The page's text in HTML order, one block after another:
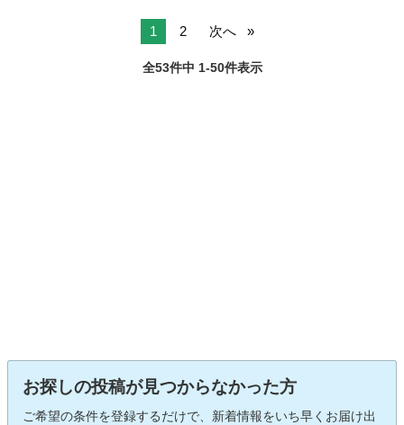
1 2 次へ
全53件中 1-50件表示
お探しの投稿が見つからなかった方
ご希望の条件を登録するだけで、新着情報をいち早くお届け出